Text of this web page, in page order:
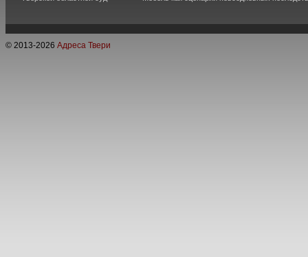
© 2013-2026 Адреса Твери